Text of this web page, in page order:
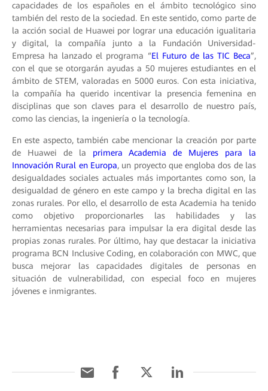
capacidades de los españoles en el ámbito tecnológico sino
también del resto de la sociedad. En este sentido, como parte de
la acción social de Huawei por lograr una educación igualitaria
y digital, la compañía junto a la Fundación Universidad-
Empresa ha lanzado el programa “El Futuro de las TIC Beca”,
con el que se otorgarán ayudas a 50 mujeres estudiantes en el
ámbito de STEM, valoradas en 5000 euros. Con esta iniciativa,
la compañía ha querido incentivar la presencia femenina en
disciplinas que son claves para el desarrollo de nuestro país,
como las ciencias, la ingeniería o la tecnología.
En este aspecto, también cabe mencionar la creación por parte
de Huawei de la primera Academia de Mujeres para la
Innovación Rural en Europa, un proyecto que engloba dos de las
desigualdades sociales actuales más importantes como son, la
desigualdad de género en este campo y la brecha digital en las
zonas rurales. Por ello, el desarrollo de esta Academia ha tenido
como objetivo proporcionarles las habilidades y las
herramientas necesarias para impulsar la era digital desde las
propias zonas rurales. Por último, hay que destacar la iniciativa
programa BCN Inclusive Coding, en colaboración con MWC, que
busca mejorar las capacidades digitales de personas en
situación de vulnerabilidad, con especial foco en mujeres
jóvenes e inmigrantes.